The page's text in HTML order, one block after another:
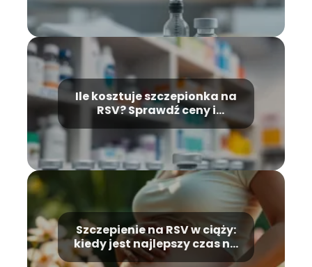
Ile kosztuje szczepionka na
RSV? Sprawdź ceny i
dostępność
Szczepienie na RSV w ciąży:
kiedy jest najlepszy czas na
szczepienie?